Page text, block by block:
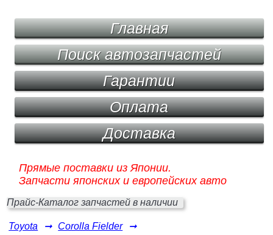
Главная
Поиск автозапчастей
Гарантии
Оплата
Доставка
Прямые поставки из Японии.
Запчасти японских и европейских авто
Прайс-Каталог запчастей в наличии
Toyota ➞ Corolla Fielder
➞